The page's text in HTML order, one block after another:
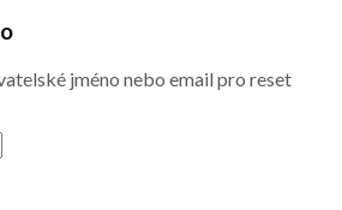
jméno nebo email pro reset